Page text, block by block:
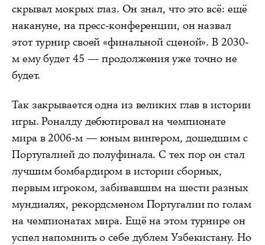
скрывал мокрых глаз. Он знал, что это всё: ещё
накануне, на пресс-конференции, он назвал
этот турнир своей «финальной сценой». В 2030-
м ему будет 45 — продолжения уже точно не
будет.
Так закрывается одна из великих глав в истории
игры. Роналду дебютировал на чемпионате
мира в 2006-м — юным вингером, дошедшим с
Португалией до полуфинала. С тех пор он стал
лучшим бомбардиром в истории сборных,
первым игроком, забивавшим на шести разных
мундиалях, рекордсменом Португалии по голам
на чемпионатах мира. Ещё на этом турнире он
успел напомнить о себе дублем Узбекистану. Но